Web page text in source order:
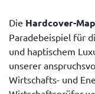
Die Hardcover-
Paradebeispiel für
und haptischem
unserer
Wirtschafts- und